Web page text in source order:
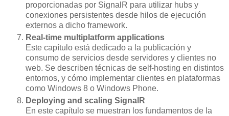
proporcionadas por SignalR para utilizar hubs y
conexiones persistentes desde hilos de ejecución
externos a dicho framework.
Real-time multiplatform applications
Este capítulo está dedicado a la publicación y
consumo de servicios desde servidores y clientes no
web. Se describen técnicas de self-hosting en distintos
entornos, y cómo implementar clientes en plataformas
como Windows 8 o Windows Phone.
Deploying and scaling SignalR
En este capítulo se muestran los fundamentos de la